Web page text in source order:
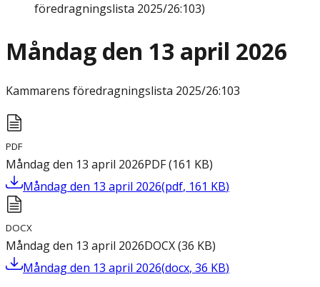
föredragningslista 2025/26:103)
Måndag den 13 april 2026
Kammarens föredragningslista 2025/26:103
PDF
Måndag den 13 april 2026PDF(161 KB)
Måndag den 13 april 2026(pdf, 161 KB)
DOCX
Måndag den 13 april 2026DOCX(36 KB)
Måndag den 13 april 2026(docx, 36 KB)